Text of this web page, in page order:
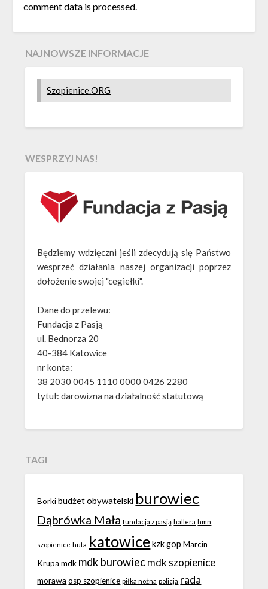
comment data is processed.
NAJNOWSZE INFORMACJE
Szopienice.ORG
WESPRZYJ NAS!
Będziemy wdzięczni jeśli zdecydują się Państwo
wesprzeć działania naszej organizacji poprzez
dołożenie swojej "cegiełki".
Dane do przelewu:
Fundacja z Pasją
ul. Bednorza 20
40-384 Katowice
nr konta:
38 2030 0045 1110 0000 0426 2280
tytuł: darowizna na działalność statutową
TAGI
Borki budżet obywatelski burowiec
Dąbrówka Mała fundacja z pasją hallera hmn
szopienice huta katowice kzk gop Marcin
Krupa mdk mdk burowiecmdk szopienice
morawa osp szopienice piłka nożna policja rada